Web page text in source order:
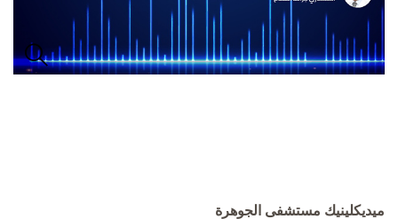
ميديكلينيك مستشفى الجوهرة